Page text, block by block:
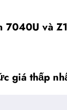
7040U và
giá thấp